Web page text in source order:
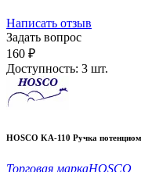
Написать отзыв
Задать вопрос
‍160‍ ₽
Доступность: 3 шт.
HOSCO KA-110 Ручка
Торговая маркаHOSCO